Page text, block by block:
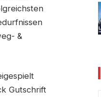
&
Gutschrift